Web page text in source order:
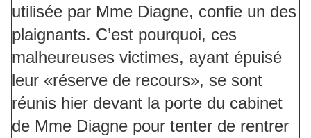
utilisée par Mme Diagne, confie un des
plaignants. C’est pourquoi, ces
malheureuses victimes, ayant épuisé
leur «réserve de recours», se sont
réunis hier devant la porte du cabinet
de Mme Diagne pour tenter de rentrer